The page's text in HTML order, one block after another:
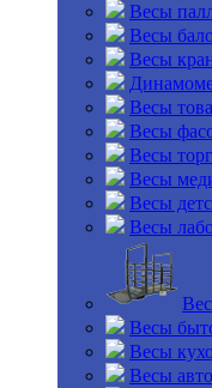
Весы
Весы
Весы
Весы
Весы
Весы
Весы
Весы
Весы
Весы
Весы
Весы